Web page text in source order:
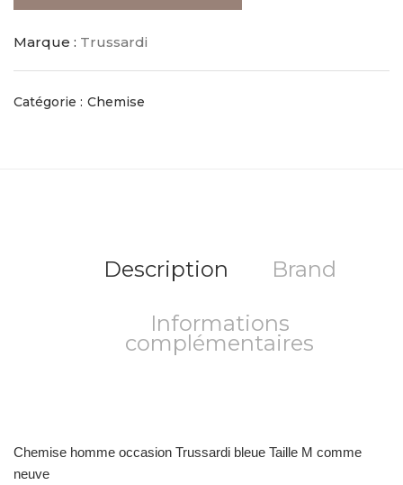
Marque : Trussardi
Catégorie : Chemise
Description Brand
Informations
complémentaires
Chemise homme occasion Trussardi bleue Taille M comme
neuve